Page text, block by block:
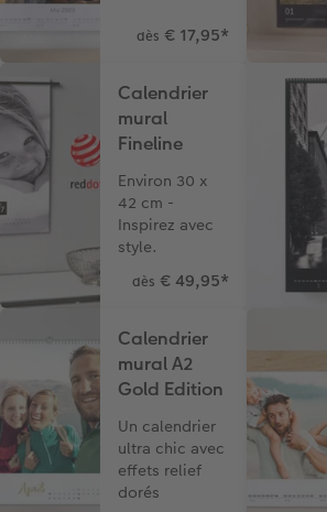
Modes de commande
Créez votre photo
Accessoires
Formats photo
dès € 17,95*
Calendrier
mural
Fineline
Environ 30 x
42 cm -
Inspirez avec
style.
dès € 49,95*
Calendrier
mural A2
Gold Edition
Un calendrier
ultra chic avec
effets relief
dorés